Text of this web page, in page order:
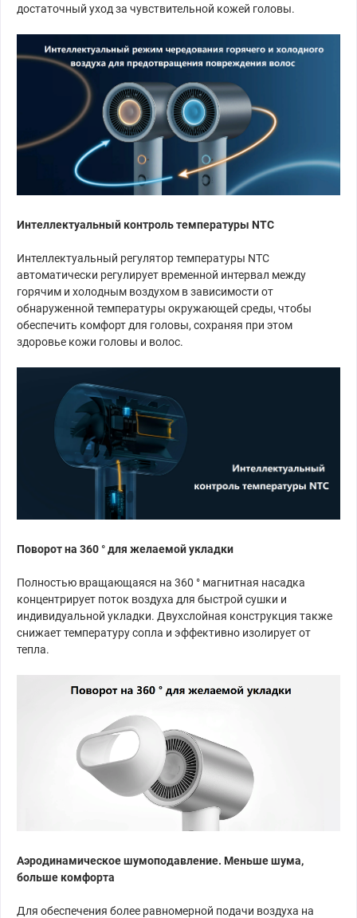
достаточный уход за чувствительной кожей головы.
Интеллектуальный контроль температуры NTC
Интеллектуальный регулятор температуры NTC
автоматически регулирует временной интервал между
горячим и холодным воздухом в зависимости от
обнаруженной температуры окружающей среды, чтобы
обеспечить комфорт для головы, сохраняя при этом
здоровье кожи головы и волос.
Поворот на 360 ° для желаемой укладки
Полностью вращающаяся на 360 ° магнитная насадка
концентрирует поток воздуха для быстрой сушки и
индивидуальной укладки. Двухслойная конструкция также
снижает температуру сопла и эффективно изолирует от
тепла.
Аэродинамическое шумоподавление. Меньше шума,
больше комфорта
Для обеспечения более равномерной подачи воздуха на